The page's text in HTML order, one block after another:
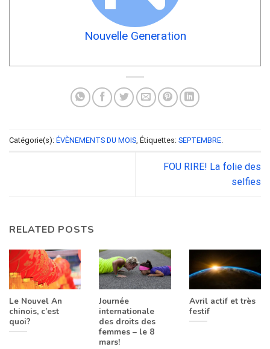
Nouvelle Generation
Catégorie(s): ÉVÈNEMENTS DU MOIS , Étiquettes: SEPTEMBRE
FOU RIRE! La folie des
selfies
RELATED POSTS
Le Nouvel An
chinois, c’est
quoi?
Journée
internationale
des droits des
femmes – le 8
mars!
Avril actif et très
festif